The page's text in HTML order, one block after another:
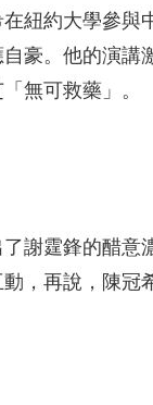
紐約大學參與
豪。他的演講
無可救藥」。
謝霆鋒的醋意
，再說，陳冠